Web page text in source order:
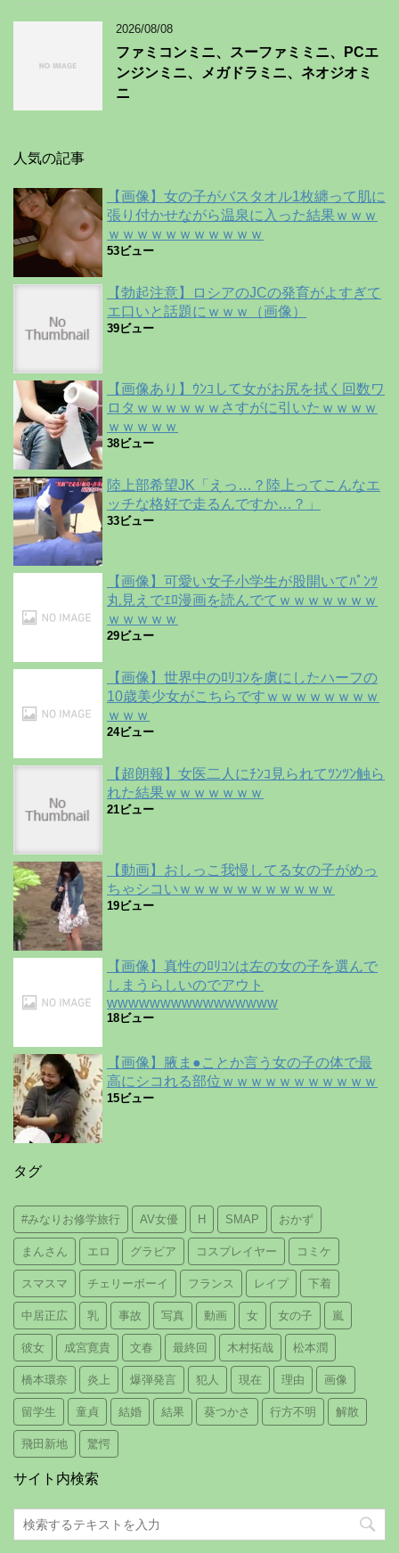
2026/08/08
ファミコンミニ、スーファミミニ、PCエ
ンジンミニ、メガドラミニ、ネオジオミ
ニ
人気の記事
【画像】女の子がバスタオル1枚纏って肌に
張り付かせながら温泉に入った結果ｗｗｗ
ｗｗｗｗｗｗｗｗｗｗｗ
53ビュー
【勃起注意】ロシアのJCの発育がよすぎて
エ口いと話題にｗｗｗ（画像）
39ビュー
【画像あり】ｳﾝｺして女がお尻を拭く回数ワ
ロタｗｗｗｗｗｗさすがに引いたｗｗｗｗ
ｗｗｗｗｗ
38ビュー
陸上部希望JK「えっ…？陸上ってこんなエ
ッチな格好で走るんですか…？」
33ビュー
【画像】可愛い女子小学生が股開いてﾊﾟﾝﾂ
丸見えでｴﾛ漫画を読んでてｗｗｗｗｗｗｗ
ｗｗｗｗｗ
29ビュー
【画像】世界中のﾛﾘｺﾝを虜にしたハーフの
10歳美少女がこちらですｗｗｗｗｗｗｗｗ
ｗｗｗ
24ビュー
【超朗報】女医二人にﾁﾝｺ見られてﾂﾝﾂﾝ触ら
れた結果ｗｗｗｗｗｗｗ
21ビュー
【動画】おしっこ我慢してる女の子がめっ
ちゃシコいｗｗｗｗｗｗｗｗｗｗｗ
19ビュー
【画像】真性のﾛﾘｺﾝは左の女の子を選んで
しまうらしいのでアウト
wwwwwwwwwwwwwwww
18ビュー
【画像】腋ま●ことか言う女の子の体で最
高にシコれる部位ｗｗｗｗｗｗｗｗｗｗｗ
15ビュー
タグ
#みなりお修学旅行 AV女優 H SMAP おかず
まんさん エロ グラビア コスプレイヤー コミケ
スマスマ チェリーボーイ フランス レイプ 下着
中居正広 乳 事故 写真 動画 女 女の子 嵐
彼女 成宮寛貴 文春 最終回 木村拓哉 松本潤
橋本環奈 炎上 爆弾発言 犯人 現在 理由 画像
留学生 童貞 結婚 結果 葵つかさ 行方不明 解散
飛田新地 驚愕
サイト内検索